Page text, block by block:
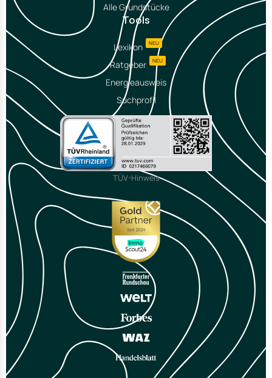
Alle Grundstücke
Tools
Lexikon NEU
Ratgeber NEU
Energieausweis
Suchprofil
TÜV-Hinweis